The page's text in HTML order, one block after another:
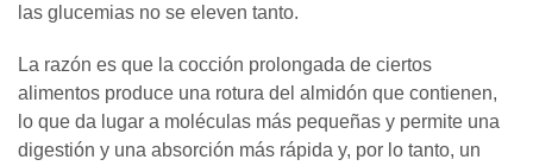
las glucemias no se eleven tanto.
La razón es que la cocción prolongada de ciertos
alimentos produce una rotura del almidón que contienen,
lo que da lugar a moléculas más pequeñas y permite una
digestión y una absorción más rápida y, por lo tanto, un